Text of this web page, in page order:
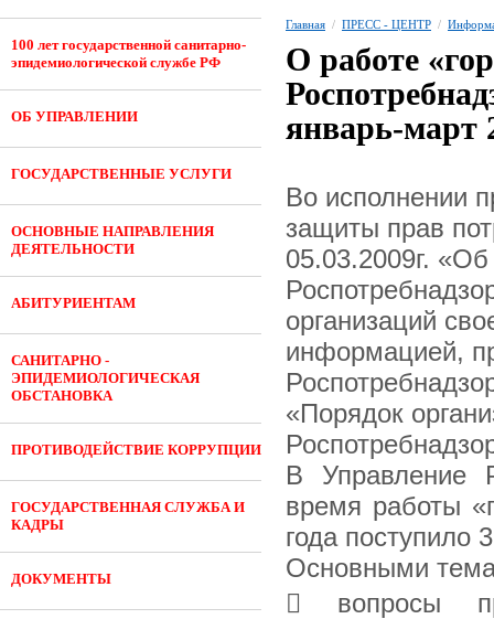
100 лет государственной санитарно-
эпидемиологической службе РФ
ОБ УПРАВЛЕНИИ
ГОСУДАРСТВЕННЫЕ УСЛУГИ
ОСНОВНЫЕ НАПРАВЛЕНИЯ
ДЕЯТЕЛЬНОСТИ
АБИТУРИЕНТАМ
САНИТАРНО -
ЭПИДЕМИОЛОГИЧЕСКАЯ
ОБСТАНОВКА
ПРОТИВОДЕЙСТВИЕ КОРРУПЦИИ
ГОСУДАРСТВЕННАЯ СЛУЖБА И
КАДРЫ
ДОКУМЕНТЫ
Главная / ПРЕСС - ЦЕНТР /
О работе
январь-март
Во исполнении
защиты прав
05.03.2009г.
организаций
информацией,
«Порядок
В Управление
время работы
года поступило
Основными
 вопросы